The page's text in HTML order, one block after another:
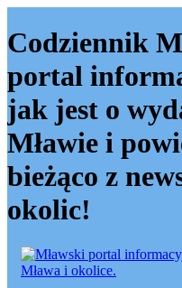
Codziennik
portal
jak jest o
Mławie i
bieżąco z
okolic!